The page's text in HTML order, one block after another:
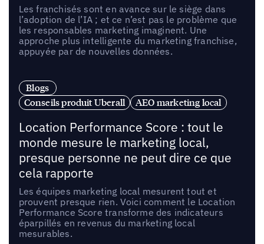
Les franchisés sont en avance sur le siège dans
l’adoption de l’IA ; et ce n’est pas le problème que
les responsables marketing imaginent. Une
approche plus intelligente du marketing franchise,
appuyée par de nouvelles données.
Blogs
Conseils produit Uberall
AEO marketing local
Location Performance Score : tout le
monde mesure le marketing local,
presque personne ne peut dire ce que
cela rapporte
Les équipes marketing local mesurent tout et
prouvent presque rien. Voici comment le Location
Performance Score transforme des indicateurs
éparpillés en revenus du marketing local
mesurables.